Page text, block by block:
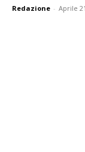
Redazione - Aprile